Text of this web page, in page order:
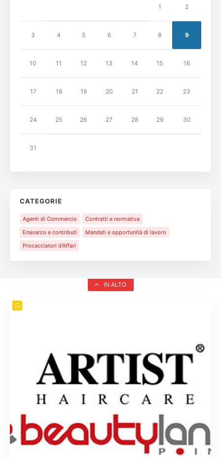
1 2
3 4 5 6 7 8 9
10 11 12 13 14 15 16
17 18 19 20 21 22 23
24 25 26 27 28 29 30
31
CATEGORIE
Agenti di Commercio
Contratti e normativa
Enasarco e contributi
Mandati e opportunità di lavoro
Procacciatori d'Affari
IN ALTO